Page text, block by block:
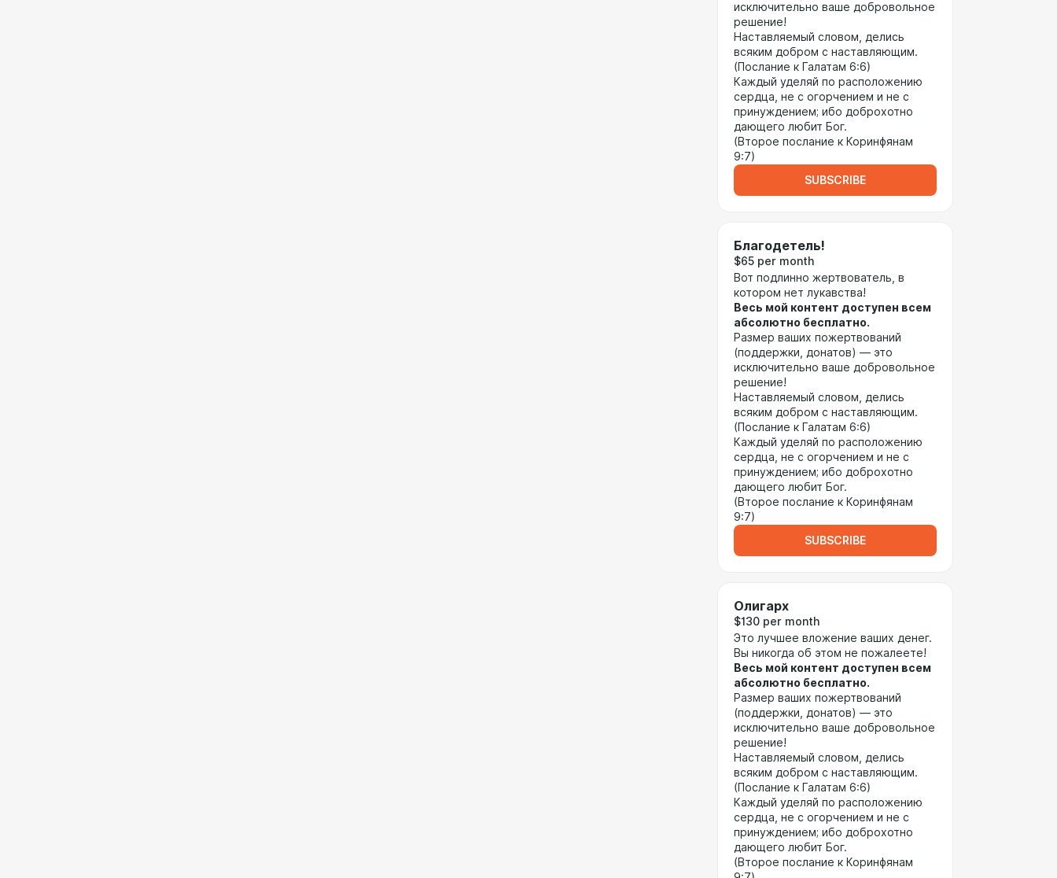
исключительно ваше добровольное
решение!
Наставляемый словом, делись
всяким добром с наставляющим.
(Послание к Галатам 6:6)
Каждый уделяй по расположению
сердца, не с огорчением и не с
принуждением; ибо доброхотно
дающего любит Бог.
(Второе послание к Коринфянам
9:7)
SUBSCRIBE
Благодетель!
$65 per month
Вот подлинно жертвователь, в
котором нет лукавства!
Весь мой контент доступен всем
абсолютно бесплатно.
Размер ваших пожертвований
(поддержки, донатов) — это
исключительно ваше добровольное
решение!
Наставляемый словом, делись
всяким добром с наставляющим.
(Послание к Галатам 6:6)
Каждый уделяй по расположению
сердца, не с огорчением и не с
принуждением; ибо доброхотно
дающего любит Бог.
(Второе послание к Коринфянам
9:7)
SUBSCRIBE
Олигарх
$130 per month
Это лучшее вложение ваших денег.
Вы никогда об этом не пожалеете!
Весь мой контент доступен всем
абсолютно бесплатно.
Размер ваших пожертвований
(поддержки, донатов) — это
исключительно ваше добровольное
решение!
Наставляемый словом, делись
всяким добром с наставляющим.
(Послание к Галатам 6:6)
Каждый уделяй по расположению
сердца, не с огорчением и не с
принуждением; ибо доброхотно
дающего любит Бог.
(Второе послание к Коринфянам